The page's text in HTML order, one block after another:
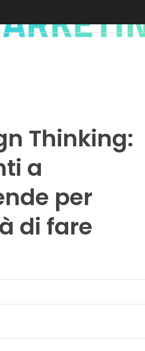
Thinking:
a
per
di fare